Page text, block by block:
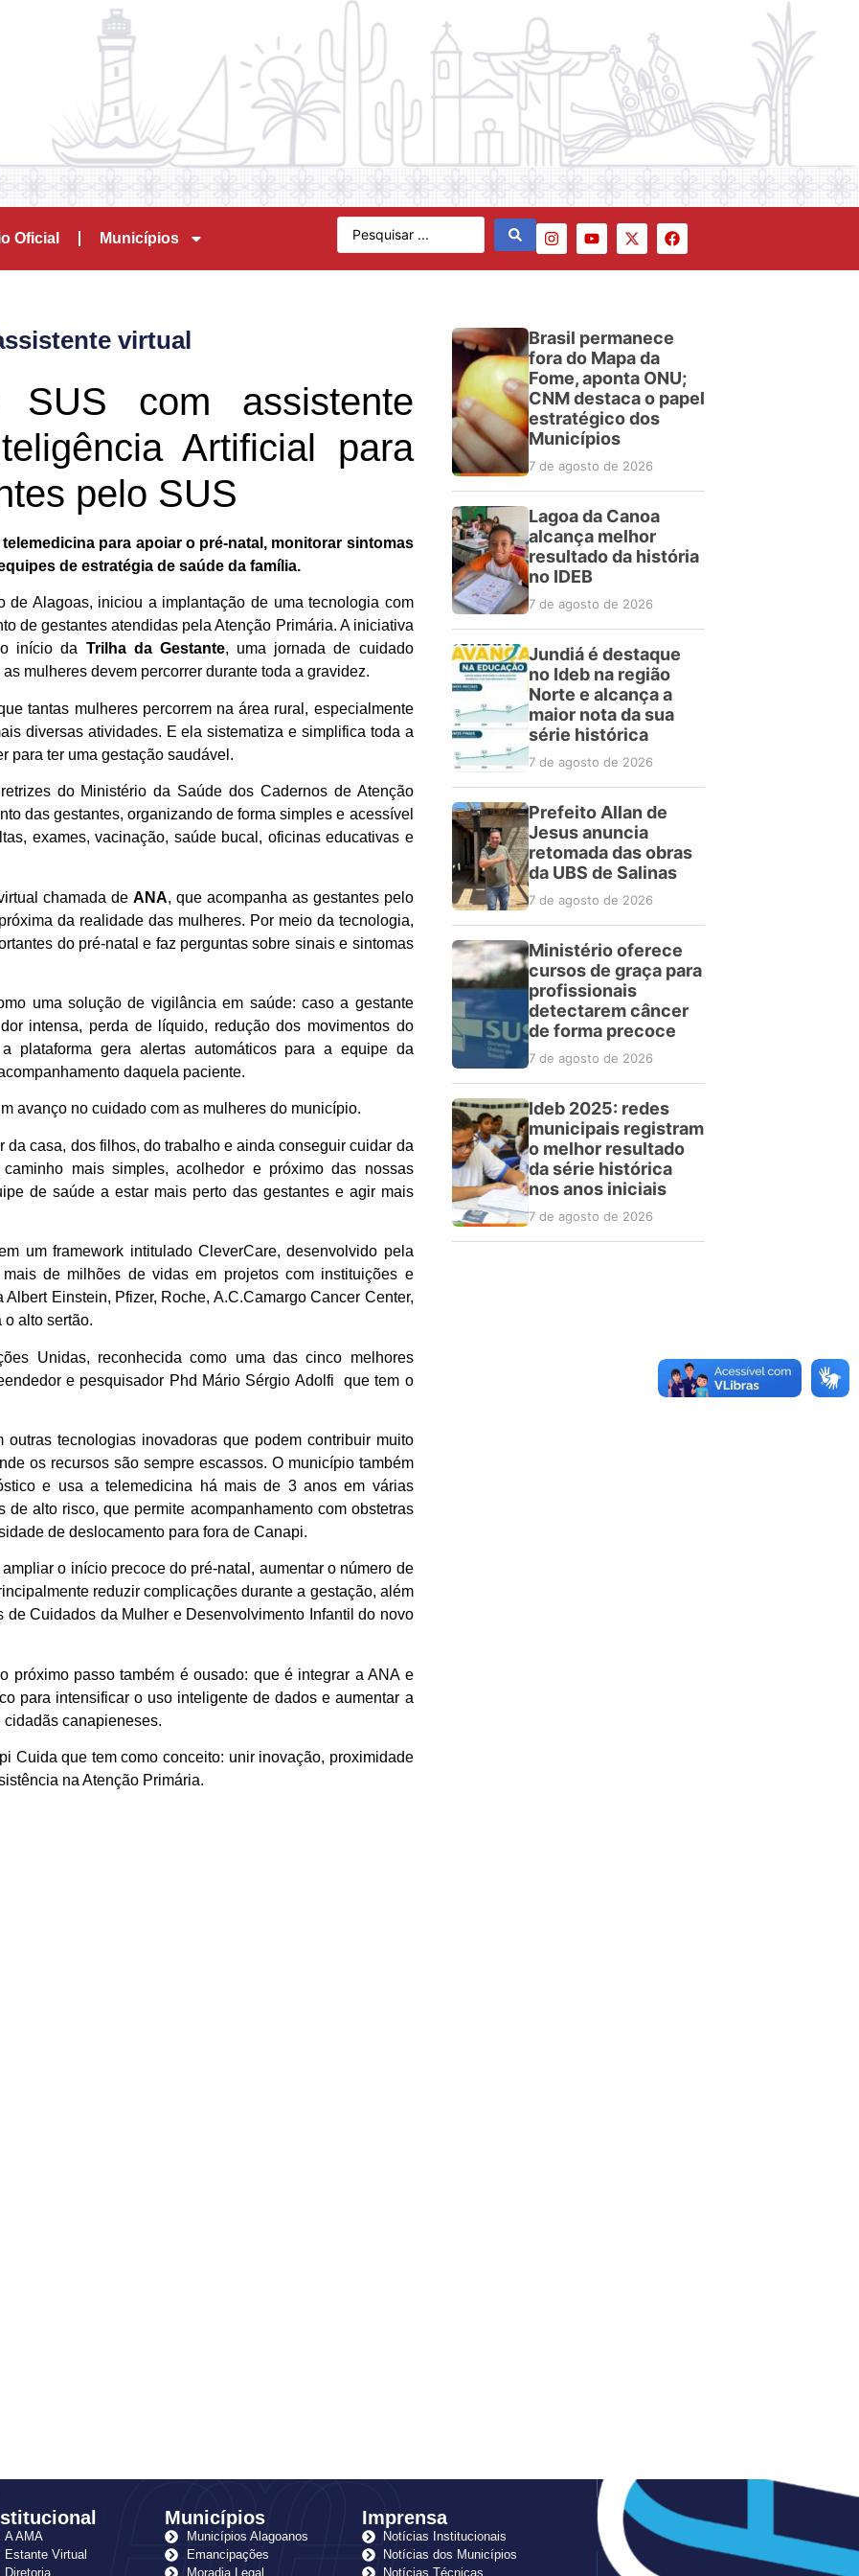
Oficial Municípios
virtual
com assistente
Artificial para
pelo SUS
para apoiar o pré-natal, monitorar sintomas
de estratégia de saúde da família.
de Alagoas, iniciou a implantação de uma tecnologia com
de gestantes atendidas pela Atenção Primária. A iniciativa
início da Trilha da Gestante, uma jornada de cuidado
mulheres devem percorrer durante toda a gravidez.
tantas mulheres percorrem na área rural, especialmente
diversas atividades. E ela sistematiza e simplifica toda a
para ter uma gestação saudável.
do Ministério da Saúde dos Cadernos de Atenção
das gestantes, organizando de forma simples e acessível
exames, vacinação, saúde bucal, oficinas educativas e
chamada deANA, que acompanha as gestantes pelo
da realidade das mulheres. Por meio da tecnologia,
do pré-natal e faz perguntas sobre sinais e sintomas
uma solução de vigilância em saúde: caso a gestante
intensa, perda de líquido, redução dos movimentos do
plataforma gera alertas automáticos para a equipe da
daquela paciente.
avanço no cuidado com as mulheres do município.
da casa, dos filhos, do trabalho e ainda conseguir cuidar da
mais simples, acolhedor e próximo das nossas
de saúde a estar mais perto das gestantes e agir mais
um framework intitulado CleverCare, desenvolvido pela
de milhões de vidas em projetos com instituições e
Einstein, Pfizer, Roche, A.C.Camargo Cancer Center,
o alto sertão.
Unidas, reconhecida como uma das cinco melhores
e pesquisador Phd Mário Sérgio Adolfi que tem o
tecnologias inovadoras que podem contribuir muito
os recursos são sempre escassos. O município também
e usa a telemedicina há mais de 3 anos em várias
alto risco, que permite acompanhamento com obstetras
de deslocamento para fora de Canapi.
o início precoce do pré-natal, aumentar o número de
reduzir complicações durante a gestação, além
Cuidados da Mulher e Desenvolvimento Infantil do novo
próximo passo também é ousado: que é integrar a ANA e
para intensificar o uso inteligente de dados e aumentar a
canapieneses.
Cuida que tem como conceito: unir inovação, proximidade
na Atenção Primária.
Brasil permanece
fora do Mapa da
Fome, aponta ONU;
CNM destaca o papel
estratégico dos
Municípios
7 de agosto de 2026
Lagoa da Canoa
alcança melhor
resultado da história
no IDEB
7 de agosto de 2026
Jundiá é destaque
no Ideb na região
Norte e alcança a
maior nota da sua
série histórica
7 de agosto de 2026
Prefeito Allan de
Jesus anuncia
retomada das obras
da UBS de Salinas
7 de agosto de 2026
Ministério oferece
cursos de graça para
profissionais
detectarem câncer
de forma precoce
7 de agosto de 2026
Ideb 2025: redes
municipais registram
o melhor resultado
da série histórica
nos anos iniciais
7 de agosto de 2026
A AMA
Estante Virtual
Diretoria
Municípios
Municípios Alagoanos
Emancipações
Moradia Legal
Imprensa
Notícias Institucionais
Notícias dos Municípios
Notícias Técnicas